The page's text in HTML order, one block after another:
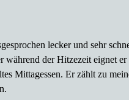
lecker und sehr
während der Hitzezeit eignet er
Mittagessen. Er zählt zu